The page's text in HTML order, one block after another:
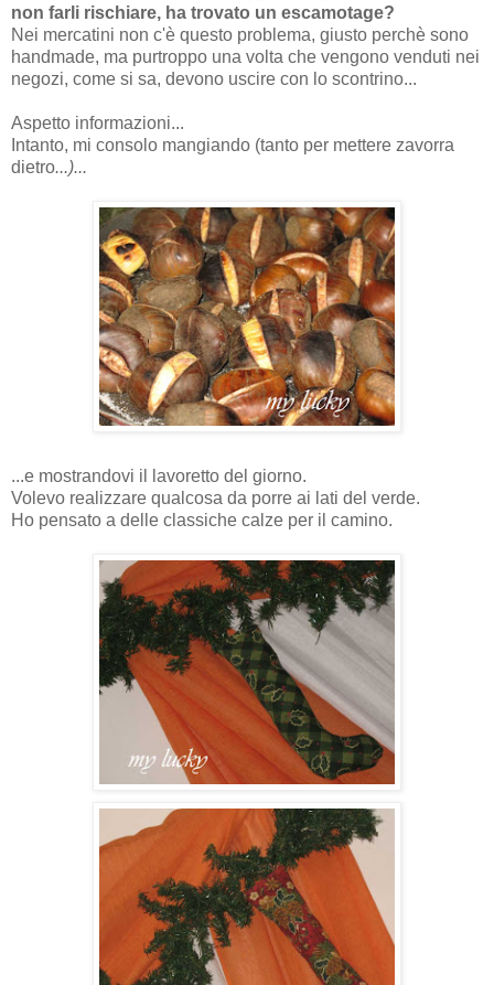
non farli rischiare, ha trovato un escamotage?
Nei mercatini non c'è questo problema, giusto perchè sono
handmade, ma purtroppo una volta che vengono venduti nei
negozi, come si sa, devono uscire con lo scontrino...
Aspetto informazioni...
Intanto, mi consolo mangiando (tanto per mettere zavorra
dietro...)...
...e mostrandovi il lavoretto del giorno.
Volevo realizzare qualcosa da porre ai lati del verde.
Ho pensato a delle classiche calze per il camino.